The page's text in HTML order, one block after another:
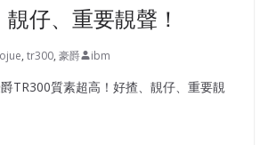
仔、重要靚聲！
, tr300, 豪爵 ibm
TR300質素超高！好揸、靚仔、重要靚